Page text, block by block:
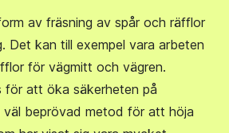
av fräsning av spår och räfflor
Det kan till exempel vara arbeten
för vägmitt och vägren.
för att öka säkerheten på
väl beprövad metod för att höja